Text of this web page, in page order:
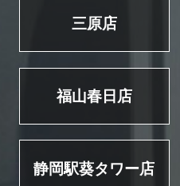
三原店
福山春日店
静岡駅葵タワー店